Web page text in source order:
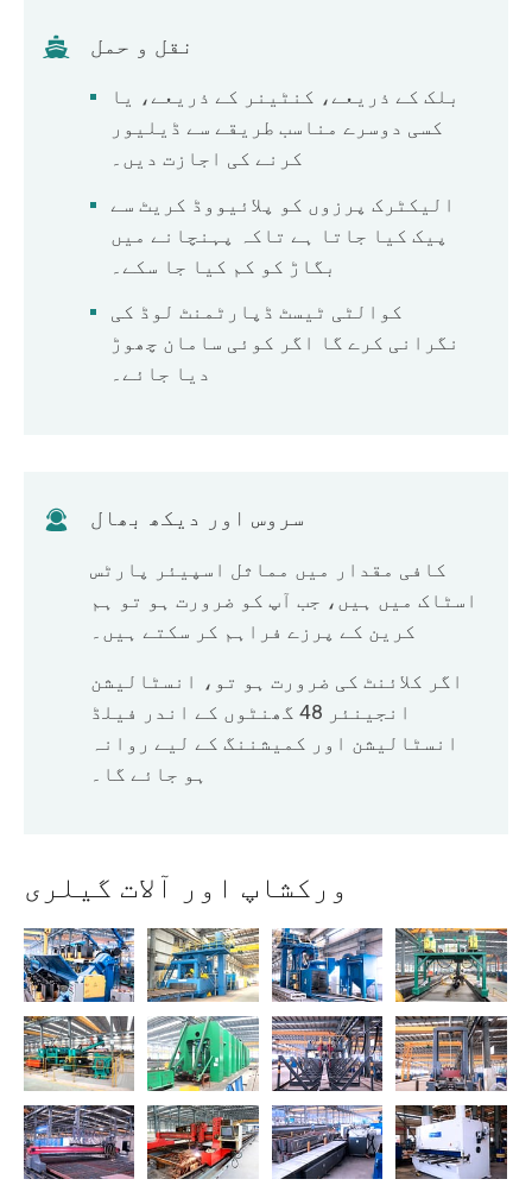
نقل و حمل
بلک کے ذریعے، کنٹینر کے ذریعے، یا
کسی دوسرے مناسب طریقے سے ڈیلیور
کرنے کی اجازت دیں۔
الیکٹرک پرزوں کو پلائیووڈ کریٹ سے
پیک کیا جاتا ہے تاکہ پہنچانے میں
بگاڑ کو کم کیا جا سکے۔
کوالٹی ٹیسٹ ڈپارٹمنٹ لوڈ کی
نگرانی کرے گا اگر کوئی سامان چھوڑ
دیا جائے۔
سروس اور دیکھ بھال
کافی مقدار میں مماثل اسپیئر پارٹس
اسٹاک میں ہیں، جب آپ کو ضرورت ہو تو ہم
کرین کے پرزے فراہم کر سکتے ہیں۔
اگر کلائنٹ کی ضرورت ہو تو، انسٹالیشن
انجینئر 48 گھنٹوں کے اندر فیلڈ
انسٹالیشن اور کمیشننگ کے لیے روانہ
ہو جائے گا۔
ورکشاپ اور آلات گیلری